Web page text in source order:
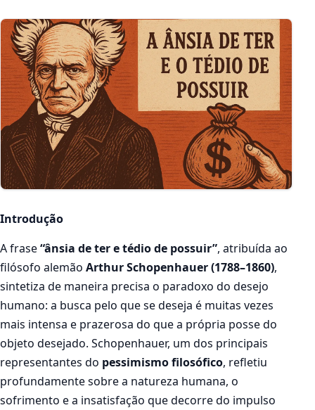
Introdução
A frase“ânsia de ter e tédio de possuir”, atribuída ao
filósofo alemão Arthur Schopenhauer (1788–1860),
sintetiza de maneira precisa o paradoxo do desejo
humano: a busca pelo que se deseja é muitas vezes
mais intensa e prazerosa do que a própria posse do
objeto desejado. Schopenhauer, um dos principais
representantes do pessimismo filosófico, refletiu
profundamente sobre a natureza humana, o
sofrimento e a insatisfação que decorre do impulso